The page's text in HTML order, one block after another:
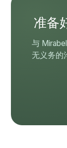
准备
与
无义务的